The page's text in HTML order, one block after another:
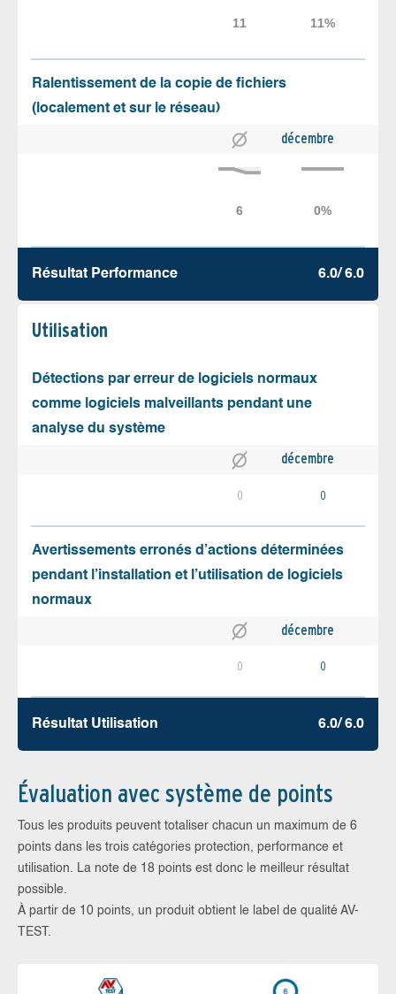
Ralentissement de la copie de fichiers
(localement et sur le réseau)
décembre
Résultat Performance 6.0/ 6.0
Utilisation
Détections par erreur de logiciels normaux
comme logiciels malveillants pendant une
analyse du système
décembre
0 0
Avertissements erronés d’actions déterminées
pendant l’installation et l’utilisation de logiciels
normaux
décembre
0 0
Résultat Utilisation 6.0/ 6.0
Évaluation avec système de points
Tous les produits peuvent totaliser chacun un maximum de 6
points dans les trois catégories protection, performance et
utilisation. La note de 18 points est donc le meilleur résultat
possible.
À partir de 10 points, un produit obtient le label de qualité AV-
TEST.